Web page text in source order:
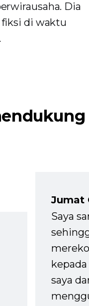
Dia
fiksi di waktu
Jumat
Saya
saya